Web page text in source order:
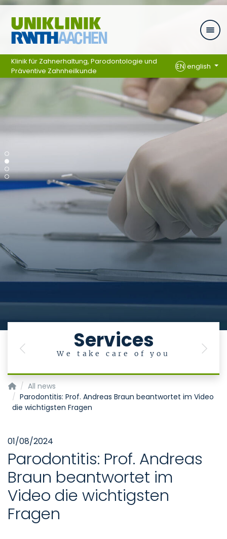
Skip navigation
Services
We take care of you
Previous Next
Klinik für Zahnerhaltung, Parodontologie und
Präventive Zahnheilkunde
EN english
Klinik für Zahnerhaltung, Parodontologie und Präventive
All news
Parodontitis: Prof. Andreas Braun beantwortet im Video
die wichtigsten Fragen
01/08/2024
Parodontitis: Prof. Andreas
Braun beantwortet im
Video die wichtigsten
Fragen